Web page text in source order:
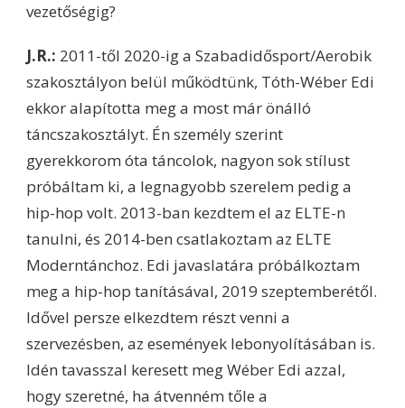
vezetőségig?
J.R.: 2011-től 2020-ig a Szabadidősport/Aerobik
szakosztályon belül működtünk, Tóth-Wéber Edi
ekkor alapította meg a most már önálló
táncszakosztályt. Én személy szerint
gyerekkorom óta táncolok, nagyon sok stílust
próbáltam ki, a legnagyobb szerelem pedig a
hip-hop volt. 2013-ban kezdtem el az ELTE-n
tanulni, és 2014-ben csatlakoztam az ELTE
Moderntánchoz. Edi javaslatára próbálkoztam
meg a hip-hop tanításával, 2019 szeptemberétől.
Idővel persze elkezdtem részt venni a
szervezésben, az események lebonyolításában is.
Idén tavasszal keresett meg Wéber Edi azzal,
hogy szeretné, ha átvenném tőle a